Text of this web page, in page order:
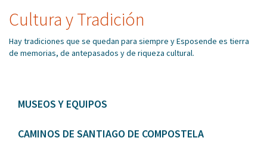
Cultura y Tradición
Hay tradiciones que se quedan para siempre y Esposende es tierra
de memorias, de antepasados y de riqueza cultural.
MUSEOS Y EQUIPOS
CAMINOS DE SANTIAGO DE COMPOSTELA